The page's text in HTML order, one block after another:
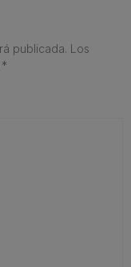
publicada. Los
*